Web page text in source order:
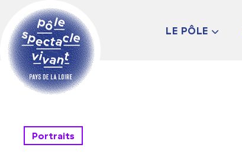
LE PÔLE
Portraits